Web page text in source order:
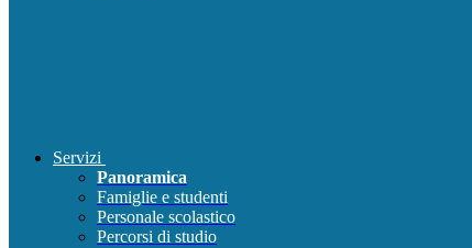
Servizi
Panoramica
Famiglie e studenti
Personale scolastico
Percorsi di studio